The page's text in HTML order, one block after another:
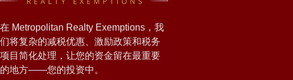
在 Metropolitan Realty Exemptions，我
们将复杂的减税优惠、激励政策和税务
项目简化处理，让您的资金留在最重要
的地方——您的投资中。